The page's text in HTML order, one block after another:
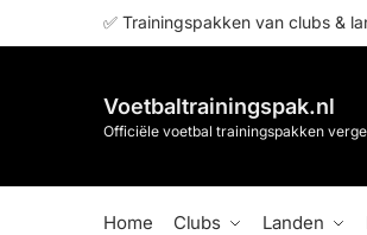
✅ Trainingspakken van clubs &
Voetbaltrainingspak.nl
Officiële voetbal trainingspakken
Home Clubs Landen